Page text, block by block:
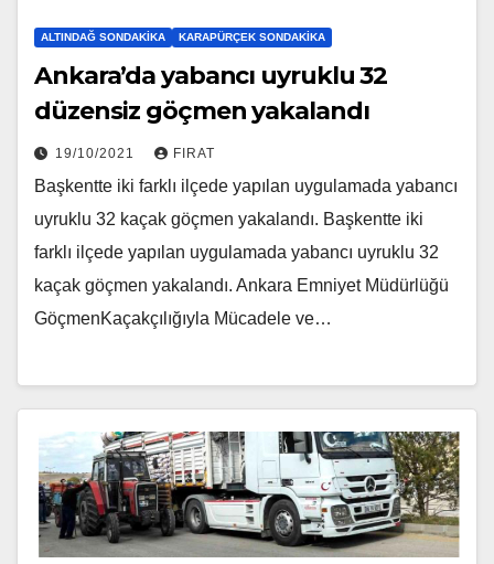
ALTINDAĞ SONDAKIKA KARAPÜRÇEK SONDAKIKA
Ankara’da yabancı uyruklu 32
düzensiz göçmen yakalandı
19/10/2021 FIRAT
Başkentte iki farklı ilçede yapılan uygulamada yabancı
uyruklu 32 kaçak göçmen yakalandı. Başkentte iki
farklı ilçede yapılan uygulamada yabancı uyruklu 32
kaçak göçmen yakalandı. Ankara Emniyet Müdürlüğü
GöçmenKaçakçılığıyla Mücadele ve…